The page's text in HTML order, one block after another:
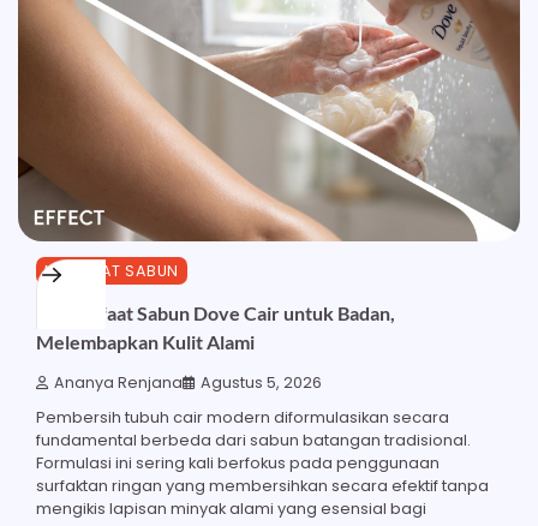
MANFAAT SABUN
27 Manfaat Sabun Dove Cair untuk Badan,
Melembapkan Kulit Alami
Ananya Renjana Agustus 5, 2026
Pembersih tubuh cair modern diformulasikan secara
fundamental berbeda dari sabun batangan tradisional.
Formulasi ini sering kali berfokus pada penggunaan
surfaktan ringan yang membersihkan secara efektif tanpa
mengikis lapisan minyak alami yang esensial bagi